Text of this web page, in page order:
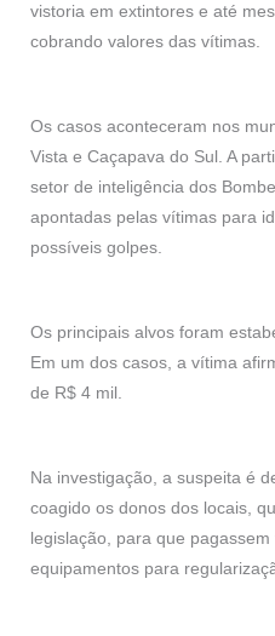
vistoria em extintores e até
cobrando valores das vítimas.
Os casos aconteceram nos
Vista e Caçapava do Sul. A
setor de inteligência dos
apontadas pelas vítimas para
possíveis golpes.
Os principais alvos foram
Em um dos casos, a vítima
de R$ 4 mil.
Na investigação, a suspeita é
coagido os donos dos locais,
legislação, para que
equipamentos para